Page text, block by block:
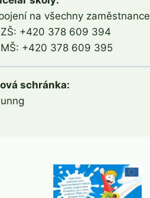
na všechny zaměstnance
+420 378 609 394
+420 378 609 395
schránka: